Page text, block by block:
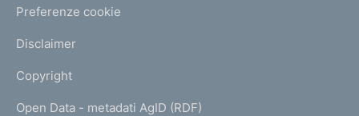
Preferenze cookie
Disclaimer
Copyright
Open Data - metadati AgID (RDF)